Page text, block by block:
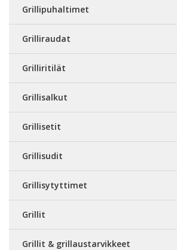
Grillipuhaltimet
Grilliraudat
Grilliritilät
Grillisalkut
Grillisetit
Grillisudit
Grillisytyttimet
Grillit
Grillit & grillaustarvikkeet